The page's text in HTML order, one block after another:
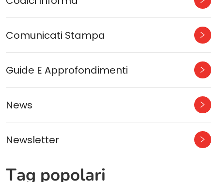
Comunicati Stampa
Guide E Approfondimenti
News
Newsletter
Tag popolari